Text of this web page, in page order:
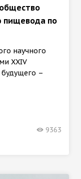
пищевода по
научного
XXIV
–
9363